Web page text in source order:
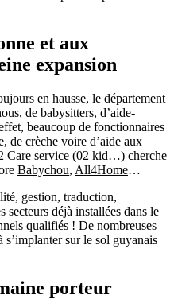
et aux
expansion
en hausse, le département
de babysitters, d’aide-
beaucoup de fonctionnaires
de crèche voire d’aide aux
Care service (02 kid…) cherche
Babychou, All4Home…
gestion, traduction,
secteurs déjà installées dans le
qualifiés ! De nombreuses
s’implanter sur le sol guyanais
porteur